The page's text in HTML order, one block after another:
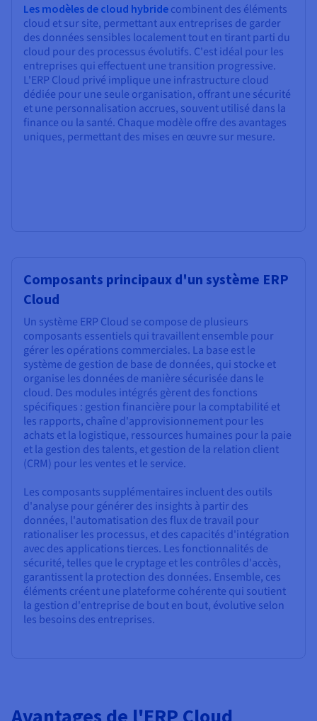
Les modèles de cloud hybride combinent des éléments
cloud et sur site, permettant aux entreprises de garder
des données sensibles localement tout en tirant parti du
cloud pour des processus évolutifs. C'est idéal pour les
entreprises qui effectuent une transition progressive.
L'ERP Cloud privé implique une infrastructure cloud
dédiée pour une seule organisation, offrant une sécurité
et une personnalisation accrues, souvent utilisé dans la
finance ou la santé. Chaque modèle offre des avantages
uniques, permettant des mises en œuvre sur mesure.
Composants principaux d'un système ERP
Cloud
Un système ERP Cloud se compose de plusieurs
composants essentiels qui travaillent ensemble pour
gérer les opérations commerciales. La base est le
système de gestion de base de données, qui stocke et
organise les données de manière sécurisée dans le
cloud. Des modules intégrés gèrent des fonctions
spécifiques : gestion financière pour la comptabilité et
les rapports, chaîne d'approvisionnement pour les
achats et la logistique, ressources humaines pour la paie
et la gestion des talents, et gestion de la relation client
(CRM) pour les ventes et le service.
Les composants supplémentaires incluent des outils
d'analyse pour générer des insights à partir des
données, l'automatisation des flux de travail pour
rationaliser les processus, et des capacités d'intégration
avec des applications tierces. Les fonctionnalités de
sécurité, telles que le cryptage et les contrôles d'accès,
garantissent la protection des données. Ensemble, ces
éléments créent une plateforme cohérente qui soutient
la gestion d'entreprise de bout en bout, évolutive selon
les besoins des entreprises.